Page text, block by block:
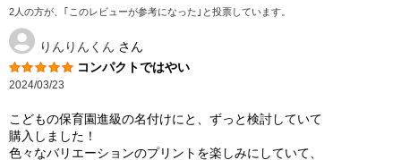
2人の方が、｢このレビューが参考になった｣と投票しています。
りんりんくん さん
コンパクトではやい
2024/03/23
こどもの保育園進級の名付けにと、ずっと検討していて
購入しました！
色々なバリエーションのプリントを楽しみにしていて、